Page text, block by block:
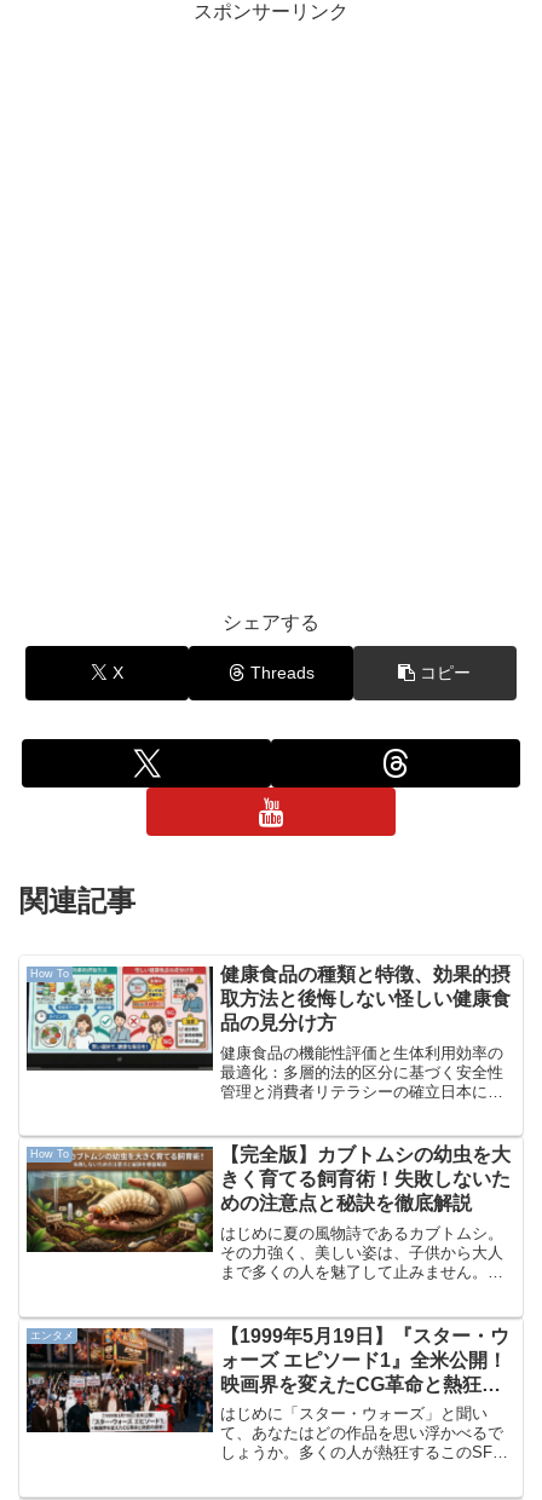
スポンサーリンク
シェアする
X Threads コピー
関連記事
How To
健康食品の種類と特徴、効果的摂
取方法と後悔しない怪しい健康食
品の見分け方
健康食品の機能性評価と生体利用効率の
最適化：多層的法的区分に基づく安全性
管理と消費者リテラシーの確立日本にお
を背景に、単なる栄養補給の域を超え、
疾病予防や健康維持の極め...
How To
【完全版】カブトムシの幼虫を大
きく育てる飼育術！失敗しないた
めの注意点と秘訣を徹底解説
はじめに夏の風物詩であるカブトムシ。
その力強く、美しい姿は、子供から大人
まで多くの人を魅了して止みません。し
るかが最も重要な鍵を握っています。初
めて幼虫を飼うことになっ...
エンタメ
【1999年5月19日】『スター・ウ
ォーズ エピソード1』全米公開！
映画界を変えたCG革命と熱狂の
歴史
はじめに「スター・ウォーズ」と聞い
て、あなたはどの作品を思い浮かべるで
しょうか。多くの人が熱狂するこのSF映